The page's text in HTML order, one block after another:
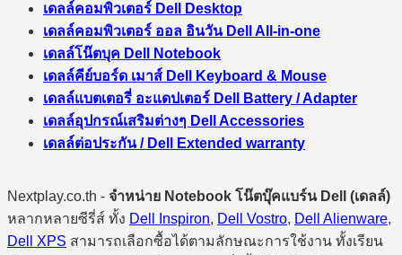
เดลล์คอมพิวเตอร์ Dell Desktop
เดลล์คอมพิวเตอร์ ออล อินวัน Dell All-in-one
เดลล์โน๊ตบุค Dell Notebook
เดลล์คีย์บอร์ด เมาส์ Dell Keyboard & Mouse
เดลล์แบตเตอรี่ อะแดปเตอร์ Dell Battery / Adapter
เดลล์อุปกรณ์เสริมต่างๆ Dell Accessories
เดลล์ต่อประกัน / Dell Extended warranty
Nextplay.co.th - จำหน่าย Notebook โน๊ตบุ๊คแบร์น Dell (เดลล์)
หลากหลายซีรี่ส์ ทั้ง Dell Inspiron, Dell Vostro, Dell Alienware,
Dell XPS สามารถเลือกซื้อได้ตามลักษณะการใช้งาน ทั้งเรียน